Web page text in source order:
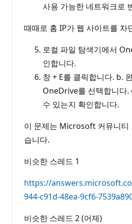
사용 가능한 네트워크로
때때로 홈 IP가 웹 사이트를 차
로컬 파일 탐색기에서
인합니다.
창 + E를 클릭합니다. b.
OneDrive를 선택합니다.
수 있는지 확인합니다.
이 문제는 Microsoft 커뮤니티
습니다.
비슷한 스레드 1
https://
944-c91d-48ea-9cf6-
비슷한 스레드 2 (어제)